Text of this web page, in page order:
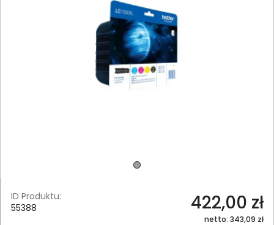
ID Produktu:
55388
422,00 zł
netto: 343,09 zł